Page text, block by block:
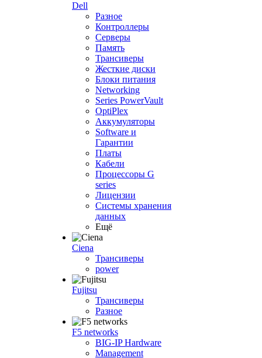
Dell
Разное
Контроллеры
Серверы
Память
Трансиверы
Жесткие диски
Блоки питания
Networking
Series PowerVault
OptiPlex
Аккумуляторы
Software и
Гарантии
Платы
Кабели
Процессоры G
series
Лицензии
Системы хранения
данных
Ещё
Ciena
Трансиверы
power
Fujitsu
Трансиверы
Разное
F5 networks
BIG-IP Hardware
Management